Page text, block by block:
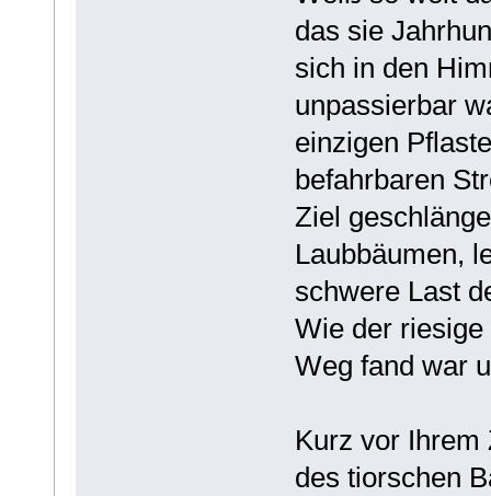
das sie
sich in den
unpassierbar
einzigen
befahrbaren
Ziel
Laubbäumen,
schwere Last
Wie der
Weg fand war
Kurz vor Ihrem
des tiorschen